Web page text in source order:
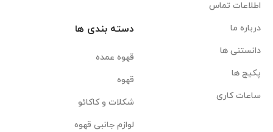
اطلاعات تماس
درباره ما
دانستنی ها
پکیج ها
ساعات کاری
دسته بندی ها
قهوه عمده
قهوه
شکلات و کاکائو
لوازم جانبی قهوه